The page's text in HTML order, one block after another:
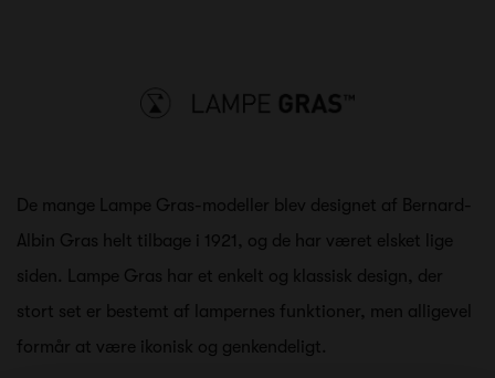
De mange Lampe Gras-modeller blev designet af Bernard-
Albin Gras helt tilbage i 1921, og de har været elsket lige
siden. Lampe Gras har et enkelt og klassisk design, der
stort set er bestemt af lampernes funktioner, men alligevel
formår at være ikonisk og genkendeligt.